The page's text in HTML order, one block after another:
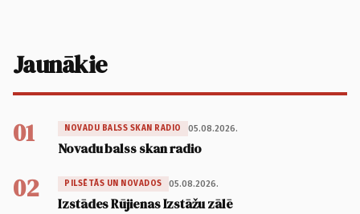
Jaunākie
01 NOVADU BALSS SKAN RADIO 05.08.2026.
Novadu balss skan radio
02 PILSĒTĀS UN NOVADOS 05.08.2026.
Izstādes Rūjienas Izstāžu zālē